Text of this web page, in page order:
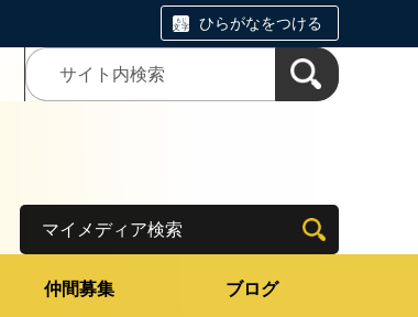
ひらがなをつける
仲間募集 ブログ
マイメディア検索